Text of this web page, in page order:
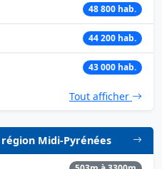
48 800 hab.
44 200 hab.
43 000 hab.
Tout afficher
Midi-Pyrénées